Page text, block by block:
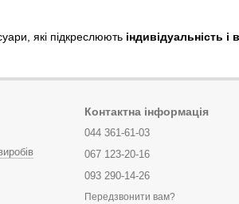
які підкреслюють індивідуальність
Контактна інформація
044 361-61-03
067 123-20-16
093 290-14-26
Передзвонити вам?